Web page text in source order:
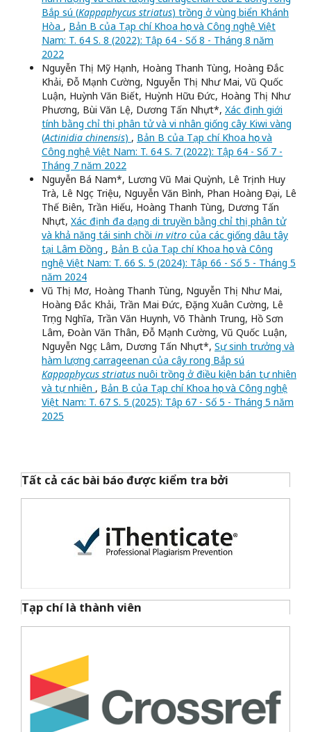
Bắp sú (Kappaphycus striatus) trồng ở vùng biển Khánh
Hòa , Bản B của Tạp chí Khoa học và Công nghệ Việt
Nam: T. 64 S. 8 (2022): Tập 64 - Số 8 - Tháng 8 năm
2022
Nguyễn Thị Mỹ Hạnh, Hoàng Thanh Tùng, Hoàng Đắc
Khải, Đỗ Mạnh Cường, Nguyễn Thị Như Mai, Vũ Quốc
Luận, Huỳnh Văn Biết, Huỳnh Hữu Đức, Hoàng Thị Như
Phương, Bùi Văn Lệ, Dương Tấn Nhựt*, Xác định giới
tính bằng chỉ thị phân tử và vi nhân giống cây Kiwi vàng
(Actinidia chinensis) , Bản B của Tạp chí Khoa học và
Công nghệ Việt Nam: T. 64 S. 7 (2022): Tập 64 - Số 7 -
Tháng 7 năm 2022
Nguyễn Bá Nam*, Lương Vũ Mai Quỳnh, Lê Trịnh Huy
Trà, Lê Ngọc Triệu, Nguyễn Văn Bình, Phan Hoàng Đại, Lê
Thế Biên, Trần Hiếu, Hoàng Thanh Tùng, Dương Tấn
Nhựt, Xác định đa dạng di truyền bằng chỉ thị phân tử
và khả năng tái sinh chồi in vitro của các giống dâu tây
tại Lâm Đồng , Bản B của Tạp chí Khoa học và Công
nghệ Việt Nam: T. 66 S. 5 (2024): Tập 66 - Số 5 - Tháng 5
năm 2024
Vũ Thị Mơ, Hoàng Thanh Tùng, Nguyễn Thị Như Mai,
Hoàng Đắc Khải, Trần Mai Đức, Đặng Xuân Cường, Lê
Trọng Nghĩa, Trần Văn Huynh, Võ Thành Trung, Hồ Sơn
Lâm, Đoàn Văn Thân, Đỗ Mạnh Cường, Vũ Quốc Luận,
Nguyễn Ngọc Lâm, Dương Tấn Nhựt*, Sự sinh trưởng và
hàm lượng carrageenan của cây rong Bắp sú
Kappaphycus striatus nuôi trồng ở điều kiện bán tự nhiên
và tự nhiên , Bản B của Tạp chí Khoa học và Công nghệ
Việt Nam: T. 67 S. 5 (2025): Tập 67 - Số 5 - Tháng 5 năm
2025
Tất cả các bài báo được kiểm tra bởi
Tạp chí là thành viên